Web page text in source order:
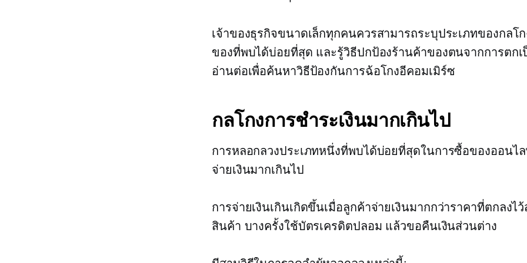
เจ้าของธุรกิจขนาดเล็กทุกคนควรสามารถระบุประเภทของกลโ
ของที่พบได้บ่อยที่สุด และรู้วิธีปกป้องร้านค้าของตนจากการตกเ
อ่านต่อเพื่อค้นหาวิธีป้องกันการฉ้อโกงอีคอมเมิร์ซ
กลโกงการชำระเงินมากเกินไป
การหลอกลวงประเภทหนึ่งที่พบได้บ่อยที่สุดในการซื้อของออนไ
จ่ายเงินมากเกินไป
การจ่ายเงินเกินเกิดขึ้นเมื่อลูกค้าจ่ายเงินมากกว่าราคาที่ตกลงไ
สินค้า บางครั้งใช้บัตรเครดิตปลอม แล้วขอคืนเงินส่วนต่าง